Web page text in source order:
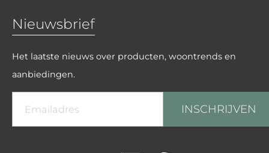
Nieuwsbrief
Het laatste nieuws over producten, woontrends en
aanbiedingen.
INSCHRIJVEN